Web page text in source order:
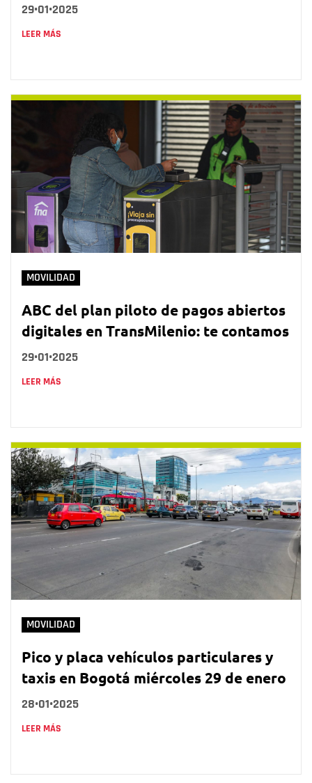
29•01•2025
LEER MÁS
MOVILIDAD
ABC del plan piloto de pagos abiertos
digitales en TransMilenio: te contamos
29•01•2025
LEER MÁS
MOVILIDAD
Pico y placa vehículos particulares y
taxis en Bogotá miércoles 29 de enero
28•01•2025
LEER MÁS